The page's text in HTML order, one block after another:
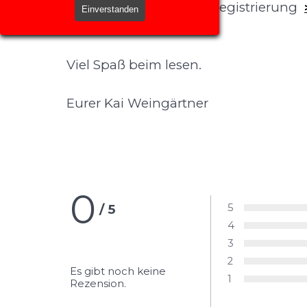
Einverstanden
Hier geht es direkt zur Registrierung
Viel Spaß beim lesen.
Eurer Kai Weingärtner
0 /5
Es gibt noch keine
Rezension.
5
4
3
2
1